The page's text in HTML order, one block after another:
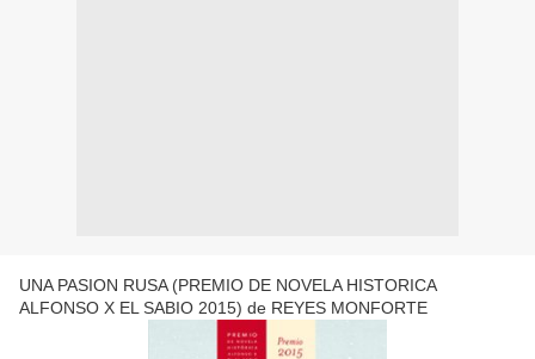
UNA PASION RUSA (PREMIO DE NOVELA HISTORICA
ALFONSO X EL SABIO 2015) de REYES MONFORTE